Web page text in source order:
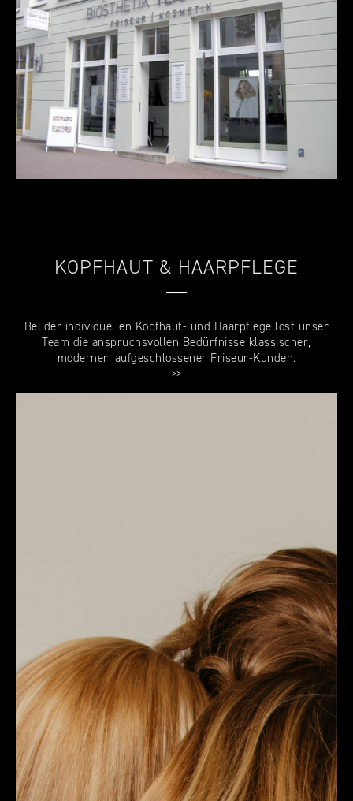
KOPFHAUT & HAARPFLEGE
—
Bei der individuellen Kopfhaut- und Haarpflege löst unser
Team die anspruchsvollen Bedürfnisse klassischer,
moderner, aufgeschlossener Friseur-Kunden.
>>